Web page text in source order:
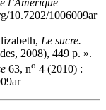
10.7202/1006009ar
Le sucre.
2008), 449 p. ».
63, no 4 (2010) :